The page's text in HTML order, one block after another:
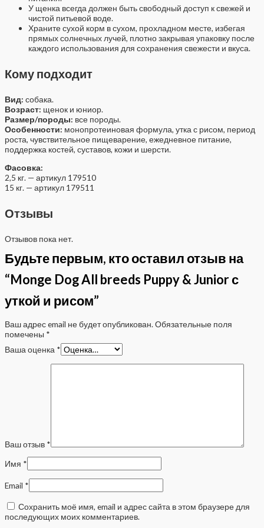
У щенка всегда должен быть свободный доступ к свежей и
чистой питьевой воде.
Храните сухой корм в сухом, прохладном месте, избегая
прямых солнечных лучей, плотно закрывая упаковку после
каждого использования для сохранения свежести и вкуса.
Кому подходит
Вид: собака.
Возраст: щенок и юниор.
Размер/породы: все породы.
Особенности: монопротеиновая формула, утка с рисом, период
роста, чувствительное пищеварение, ежедневное питание,
поддержка костей, суставов, кожи и шерсти.
Фасовка:
2,5 кг. — артикул 179510
15 кг. — артикул 179511
Отзывы
Отзывов пока нет.
Будьте первым, кто оставил отзыв на
“Monge Dog All breeds Puppy & Junior с
уткой и рисом”
Ваш адрес email не будет опубликован. Обязательные поля
помечены *
Ваша оценка *
Ваш отзыв *
Имя *
Email *
Сохранить моё имя, email и адрес сайта в этом браузере для
последующих моих комментариев.